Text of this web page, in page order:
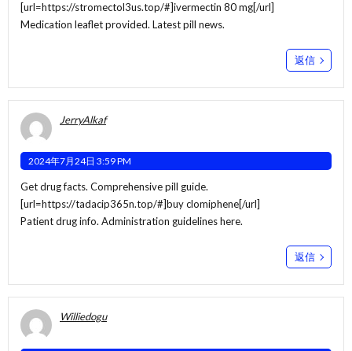
[url=https://stromectol3us.top/#]ivermectin 80 mg[/url]
Medication leaflet provided. Latest pill news.
返信
JerryAlkaf
2024年7月24日 3:59 PM
Get drug facts. Comprehensive pill guide.
[url=https://tadacip365n.top/#]buy clomiphene[/url]
Patient drug info. Administration guidelines here.
返信
Williedogu